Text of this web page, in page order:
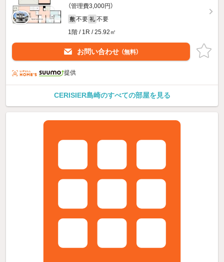
（管理費3,000円）
敷 不要 礼 不要
1階 / 1R / 25.92㎡
お問い合わせ （無料）
提供
CERISIER島崎のすべての部屋を見る